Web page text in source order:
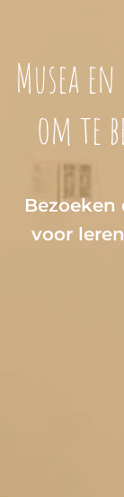
Musea
om te
voor